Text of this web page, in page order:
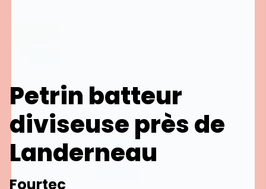
Petrin batteur
diviseuse près de
Landerneau
Fourtec